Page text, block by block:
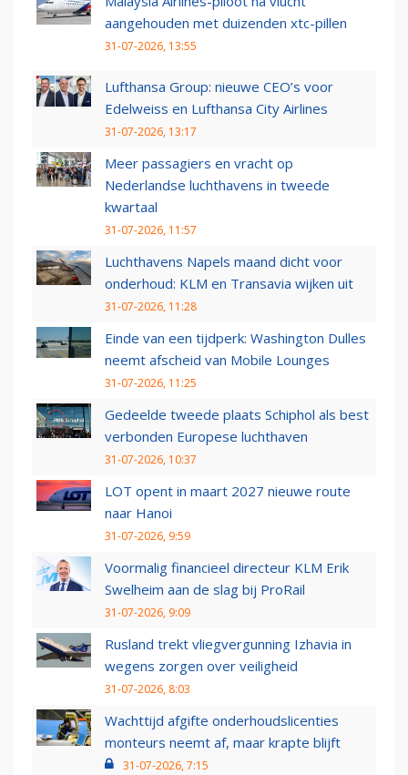
aangehouden met duizenden xtc-pillen
31-07-2026, 13:55
Lufthansa Group: nieuwe CEO’s voor
Edelweiss en Lufthansa City Airlines
31-07-2026, 13:17
Meer passagiers en vracht op
Nederlandse luchthavens in tweede
kwartaal
31-07-2026, 11:57
Luchthavens Napels maand dicht voor
onderhoud: KLM en Transavia wijken uit
31-07-2026, 11:28
Einde van een tijdperk: Washington Dulles
neemt afscheid van Mobile Lounges
31-07-2026, 11:25
Gedeelde tweede plaats Schiphol als best
verbonden Europese luchthaven
31-07-2026, 10:37
LOT opent in maart 2027 nieuwe route
naar Hanoi
31-07-2026, 9:59
Voormalig financieel directeur KLM Erik
Swelheim aan de slag bij ProRail
31-07-2026, 9:09
Rusland trekt vliegvergunning Izhavia in
wegens zorgen over veiligheid
31-07-2026, 8:03
Wachttijd afgifte onderhoudslicenties
monteurs neemt af, maar krapte blijft
31-07-2026, 7:15